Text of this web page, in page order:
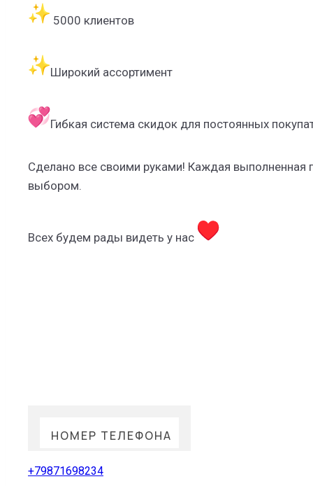
5000 клиентов
Широкий ассортимент
Гибкая система скидок для постоянных
Сделано все своими руками! Каждая
выбором.
Всех будем рады видеть у нас
НОМЕР ТЕЛЕФОНА
+79871698234